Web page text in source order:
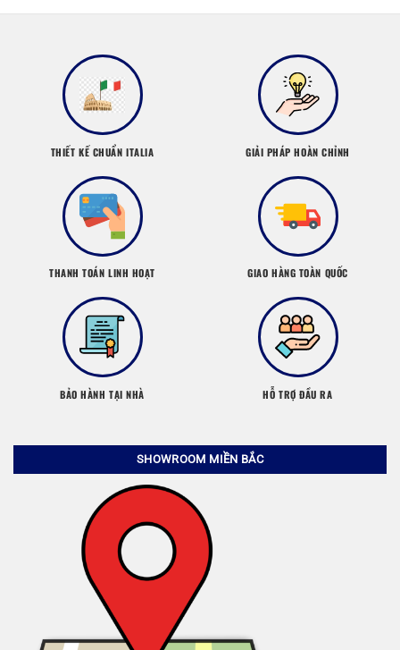
THIẾT KẾ CHUẨN ITALIA GIẢI PHÁP HOÀN CHỈNH
THANH TOÁN LINH HOẠT GIAO HÀNG TOÀN QUỐC
BẢO HÀNH TẠI NHÀ HỖ TRỢ ĐẦU RA
SHOWROOM MIỀN BẮC